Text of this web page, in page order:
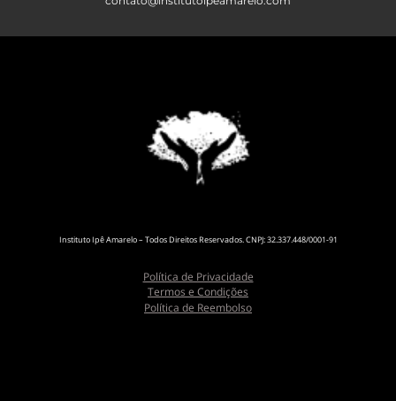
Instituto Ipê Amarelo – Todos Direitos Reservados. CNPJ: 32.337.448/0001-91
Política de Privacidade
Termos e Condições
Política de Reembolso